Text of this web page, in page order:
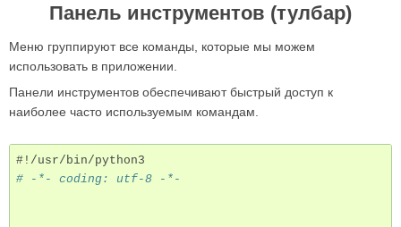
Панель инструментов (тулбар)
Меню группируют все команды, которые мы можем
использовать в приложении.
Панели инструментов обеспечивают быстрый доступ к
наиболее часто используемым командам.
#!/usr/bin/python3
# -*- coding: utf-8 -*-